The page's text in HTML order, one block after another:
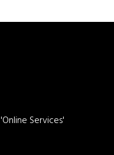
Services'